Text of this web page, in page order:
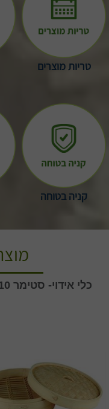
טריות מוצרים
קניה בטוחה
כלי אידוי- סטימר 10''